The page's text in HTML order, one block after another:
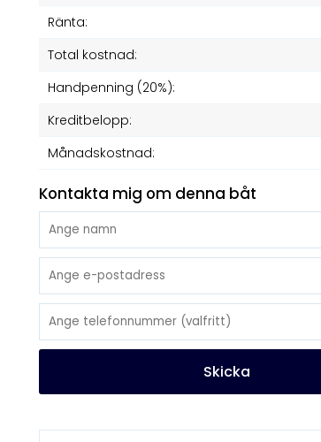
Ränta:
Total kostnad:
Handpenning (20%):
Kreditbelopp:
Månadskostnad:
Kontakta mig om denna båt
Skicka